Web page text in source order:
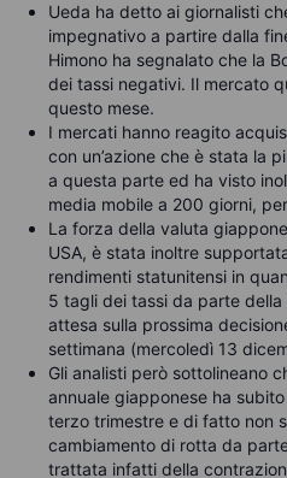
Ueda ha detto ai giornalisti
impegnativo a partire dalla
Himono ha segnalato che la
dei tassi negativi. Il mercato
questo mese.
I mercati hanno reagito
con un’azione che è stata la
a questa parte ed ha visto
media mobile a 200 giorni,
La forza della valuta
USA, è stata inoltre
rendimenti statunitensi in
5 tagli dei tassi da parte
attesa sulla prossima
settimana (mercoledì 13
Gli analisti però sottolineano
annuale giapponese ha
terzo trimestre e di fatto non
cambiamento di rotta da
trattata infatti della